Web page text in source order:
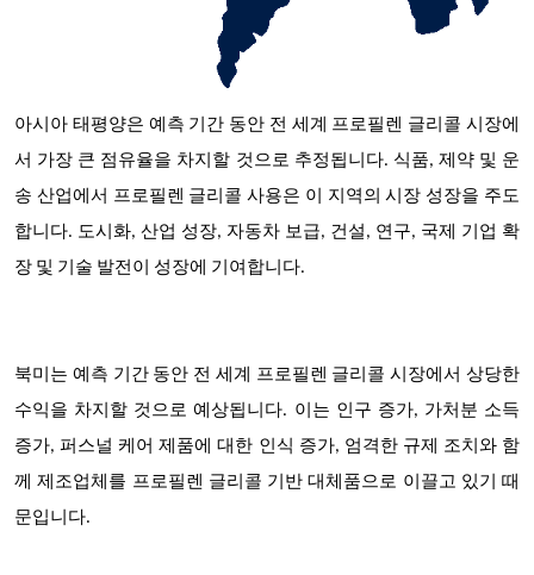
아시아 태평양은 예측 기간 동안 전 세계 프로필렌 글리콜 시장에
서 가장 큰 점유율을 차지할 것으로 추정됩니다. 식품, 제약 및 운
송 산업에서 프로필렌 글리콜 사용은 이 지역의 시장 성장을 주도
합니다. 도시화, 산업 성장, 자동차 보급, 건설, 연구, 국제 기업 확
장 및 기술 발전이 성장에 기여합니다.
북미는 예측 기간 동안 전 세계 프로필렌 글리콜 시장에서 상당한
수익을 차지할 것으로 예상됩니다. 이는 인구 증가, 가처분 소득
증가, 퍼스널 케어 제품에 대한 인식 증가, 엄격한 규제 조치와 함
께 제조업체를 프로필렌 글리콜 기반 대체품으로 이끌고 있기 때
문입니다.